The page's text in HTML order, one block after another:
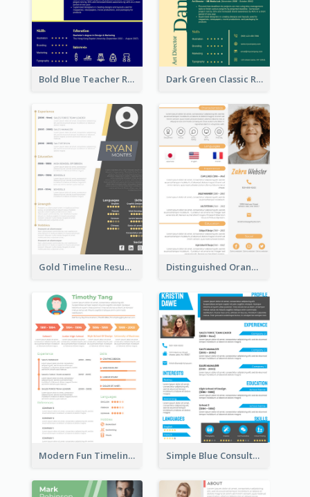
Bold Blue Teacher Resume Dark Green Classic Resume
Gold Timeline Resume Distinguished Orange College Student Resume
Modern Fun Timeline Orange Resume Simple Blue Consultant Resume